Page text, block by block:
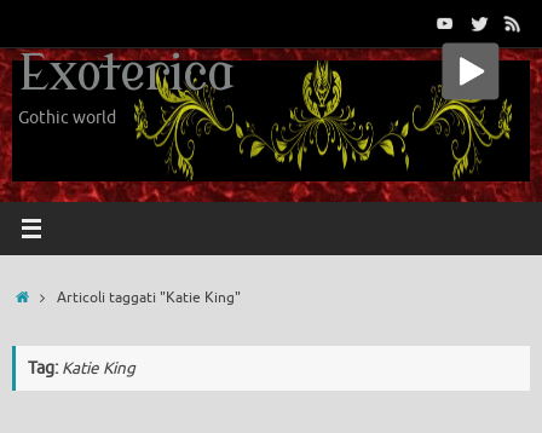
contenuto
Exoterica
Gothic world
HomeArticoli taggati "Katie King"
Tag: Katie King